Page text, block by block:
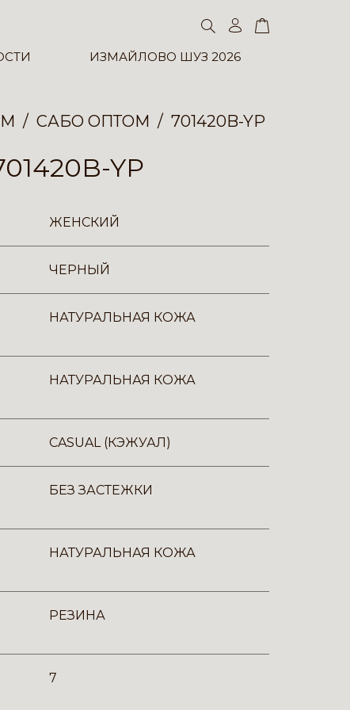
ИЗМАЙЛОВО ШУЗ 2026
САБО ОПТОМ 701420B-YP
YP
ЖЕНСКИЙ
ЧЕРНЫЙ
НАТУРАЛЬНАЯ КОЖА
НАТУРАЛЬНАЯ КОЖА
CASUAL (КЭЖУАЛ)
БЕЗ ЗАСТЕЖКИ
НАТУРАЛЬНАЯ КОЖА
РЕЗИНА
7